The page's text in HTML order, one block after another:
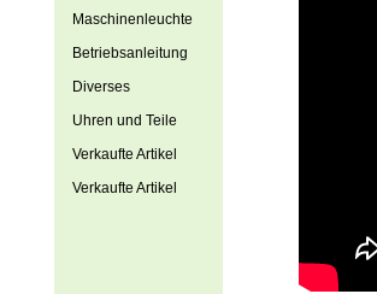
Maschinenleuchte
Betriebsanleitung
Diverses
Uhren und Teile
Verkaufte Artikel
Verkaufte Artikel